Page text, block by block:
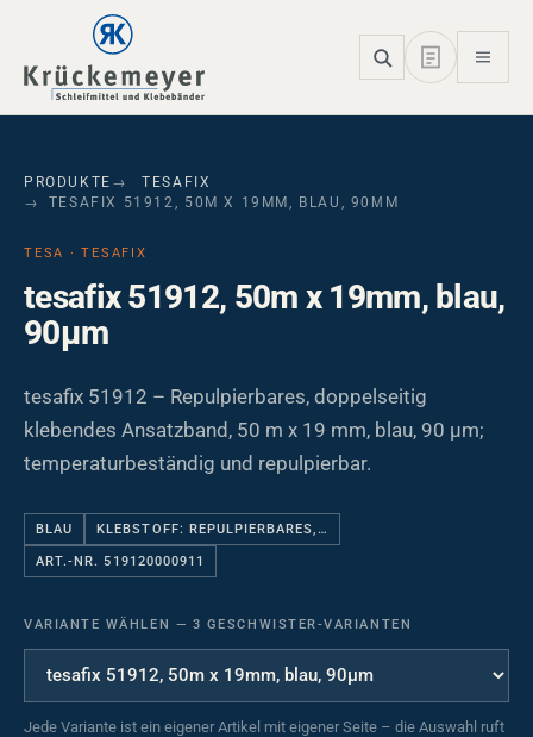
Skip to main navigation
Skip to main content
Skip to page footer
PRODUKTE
TESAFIX
TESAFIX 51912, 50M X 19MM, BLAU, 90ΜM
TESA · TESAFIX
tesafix 51912, 50m x 19mm, blau,
90µm
tesafix 51912 – Repulpierbares, doppelseitig
klebendes Ansatzband, 50 m x 19 mm, blau, 90 µm;
temperaturbeständig und repulpierbar.
BLAU KLEBSTOFF: REPULPIERBARES,…
ART.-NR. 519120000911
VARIANTE WÄHLEN — 3 GESCHWISTER-VARIANTEN
Jede Variante ist ein eigener Artikel mit eigener Seite – die Auswahl ruft